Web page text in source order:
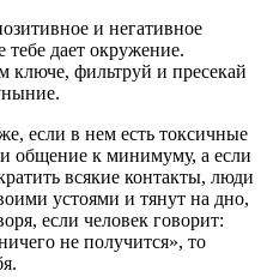
и негативное
дает окружение.
ключе, фильтруй и пресекай
если в нем есть токсичные
общение к минимуму, а если
всякие контакты, люди
устоями и тянут на дно,
если человек говорит:
не получится», то